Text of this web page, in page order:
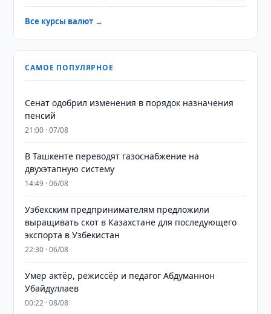
Все курсы валют →
САМОЕ ПОПУЛЯРНОЕ
Сенат одобрил изменения в порядок назначения
пенсий
21:00 · 07/08
В Ташкенте переводят газоснабжение на
двухэтапную систему
14:49 · 06/08
Узбекским предпринимателям предложили
выращивать скот в Казахстане для последующего
экспорта в Узбекистан
22:30 · 06/08
Умер актёр, режиссёр и педагог Абдуманнон
Убайдуллаев
00:22 · 08/08